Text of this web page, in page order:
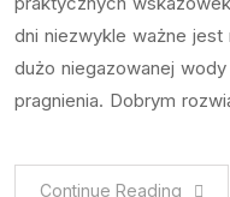
dni niezwykle ważne
dużo niegazowanej
pragnienia. Dobrym
Continue Reading